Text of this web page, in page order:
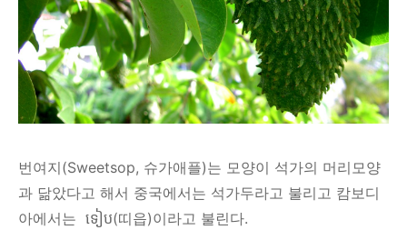
번여지(Sweetsop, 슈가애플)는 모양이 석가의 머리모양
과 닮았다고 해서 중국에서는 석가두라고 불리고 캄보디
아에서는 ទៀប(띠읍)이라고 불린다.